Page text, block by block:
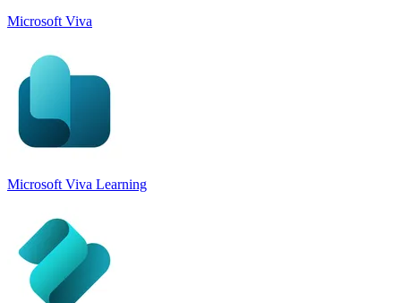
Microsoft Viva
Microsoft Viva Learning